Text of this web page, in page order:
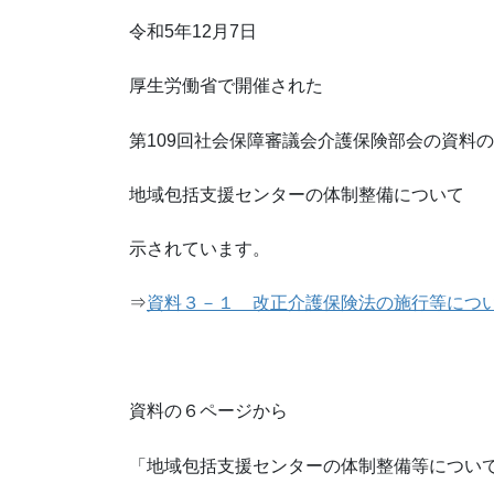
令和5年12月7日
厚生労働省で開催された
第109回社会保障審議会介護保険部会の資料
地域包括支援センターの体制整備について
示されています。
⇒資料３－１ 改正介護保険法の施行等につ
資料の６ページから
「地域包括支援センターの体制整備等につい